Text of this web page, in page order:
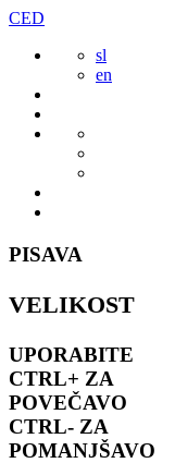
Preskoči
vsebine
CED
sl
en
PISAVA
VELIKOST
UPORABITE
CTRL+ ZA
POVEČAVO
CTRL- ZA
POMANJŠAVO